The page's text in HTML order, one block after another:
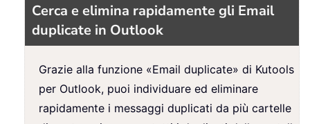
Cerca e elimina rapidamente gli Email
duplicate in Outlook
Grazie alla funzione «Email duplicate» di Kutools
per Outlook, puoi individuare ed eliminare
rapidamente i messaggi duplicati da più cartelle